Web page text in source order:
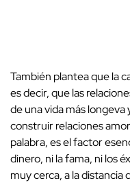
También plantea que la
es decir, que las
de una vida más longeva
construir relaciones
palabra, es el factor
dinero, ni la fama, ni los
muy cerca, a la distancia